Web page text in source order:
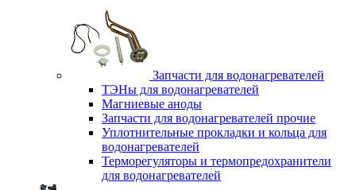
Запчасти для водонагревателей
ТЭНы для водонагревателей
Магниевые аноды
Запчасти для водонагревателей прочие
Уплотнительные прокладки и кольца для
водонагревателей
Терморегуляторы и термопредохранители
для водонагревателей